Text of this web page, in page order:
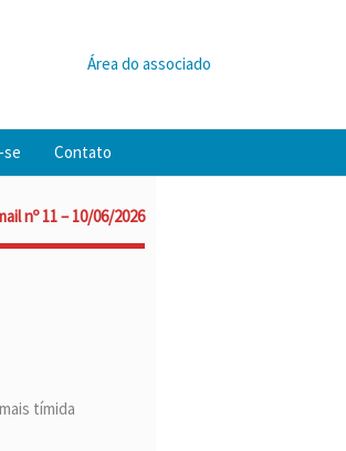
Área do associado
se Contato
nº 11 – 10/06/2026
tímida